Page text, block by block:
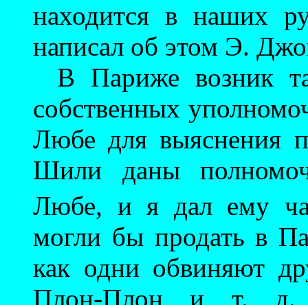
находится в наших
написал об этом Э.
В Париже возник
собственных
Любе для выяснения
Шили даны
Любе, и я дал ему
могли бы продать в
как одни обвиняют
Плон-Плон и т.